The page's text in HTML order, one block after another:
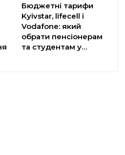
Бюджетні тарифи
Kyivstar, lifecell і
Vodafone: який
обрати пенсіонерам
та студентам у…